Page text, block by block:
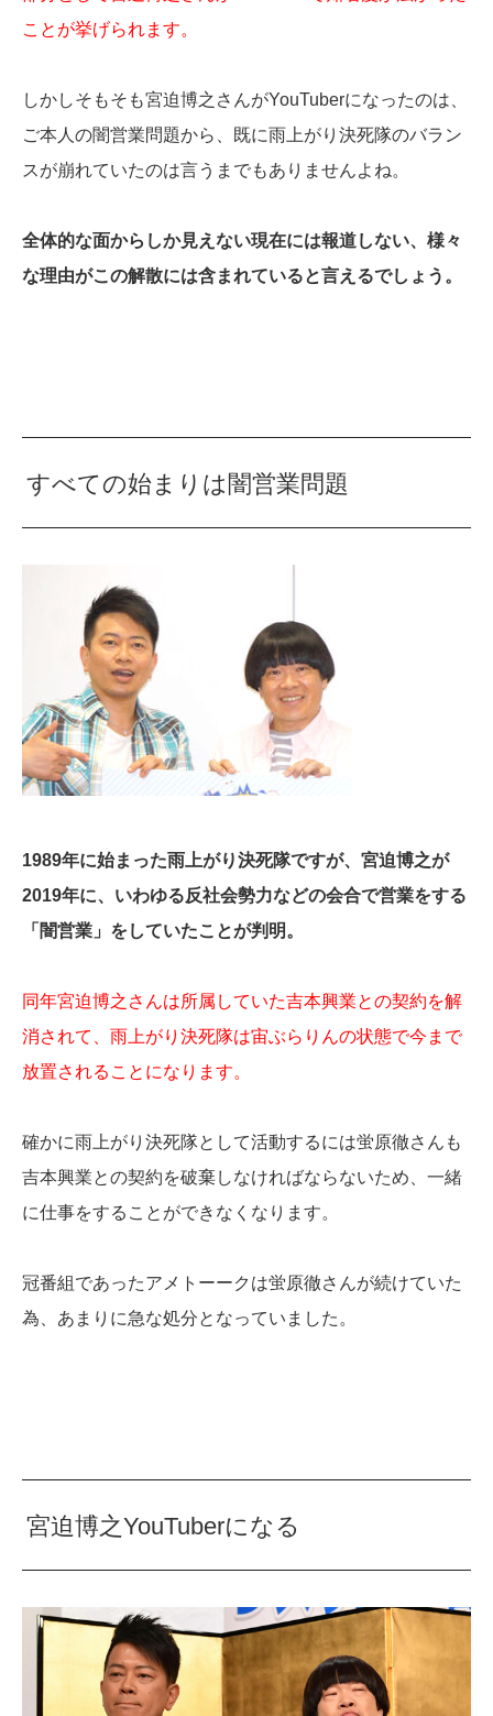
ことが挙げられます。
しかしそもそも宮迫博之さんがYouTuberになったのは、
ご本人の闇営業問題から、既に雨上がり決死隊のバラン
スが崩れていたのは言うまでもありませんよね。
全体的な面からしか見えない現在には報道しない、様々
な理由がこの解散には含まれていると言えるでしょう。
すべての始まりは闇営業問題
1989年に始まった雨上がり決死隊ですが、宮迫博之が
2019年に、いわゆる反社会勢力などの会合で営業をする
「闇営業」をしていたことが判明。
同年宮迫博之さんは所属していた吉本興業との契約を解
消されて、雨上がり決死隊は宙ぶらりんの状態で今まで
放置されることになります。
確かに雨上がり決死隊として活動するには蛍原徹さんも
吉本興業との契約を破棄しなければならないため、一緒
に仕事をすることができなくなります。
冠番組であったアメトーークは蛍原徹さんが続けていた
為、あまりに急な処分となっていました。
宮迫博之YouTuberになる